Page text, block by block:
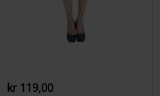
kr 119,00